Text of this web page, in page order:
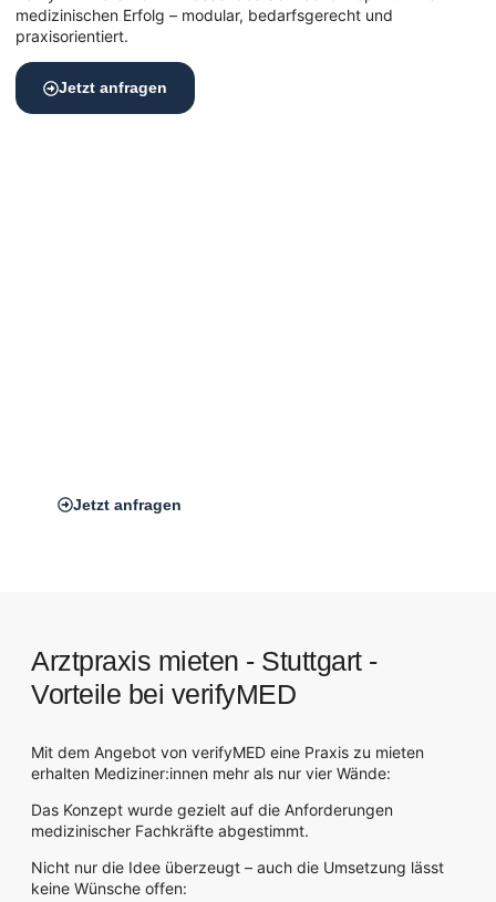
medizinischen Erfolg – modular, bedarfsgerecht und
praxisorientiert.
Jetzt anfragen
Jetzt anfragen
Arztpraxis mieten - Stuttgart -
Vorteile bei verifyMED
Mit dem Angebot von verifyMED eine Praxis zu mieten
erhalten Mediziner:innen mehr als nur vier Wände:
Das Konzept wurde gezielt auf die Anforderungen
medizinischer Fachkräfte abgestimmt.
Nicht nur die Idee überzeugt – auch die Umsetzung lässt
keine Wünsche offen: